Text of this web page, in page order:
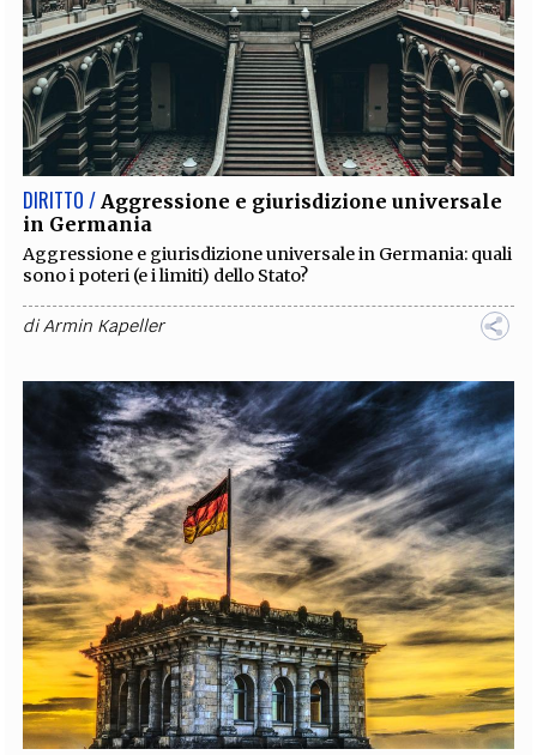
DIRITTO / Aggressione e giurisdizione universale
in Germania
Aggressione e giurisdizione universale in Germania: quali
sono i poteri (e i limiti) dello Stato?
diArmin Kapeller